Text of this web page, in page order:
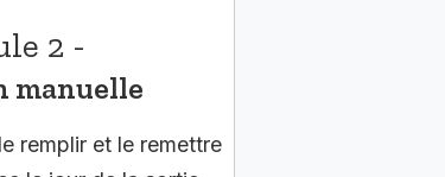
2 -
manuelle
remplir et le remettre